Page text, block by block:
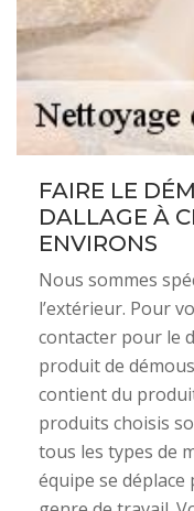
FAIRE LE
DALLAGE À
ENVIRONS
Nous sommes
l’extérieur. Pour
contacter pour le
produit de
contient du
produits choisis
tous les types de
équipe se